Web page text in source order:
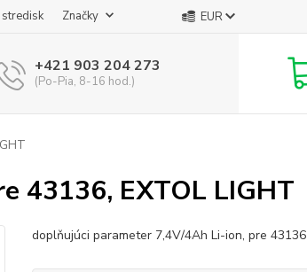
Značky EUR
+421 903 204 273
(Po-Pia, 8-16 hod.)
43136, EXTOL LIGHT
doplňujúci parameter 7,4V/4Ah Li-ion, pre 43136